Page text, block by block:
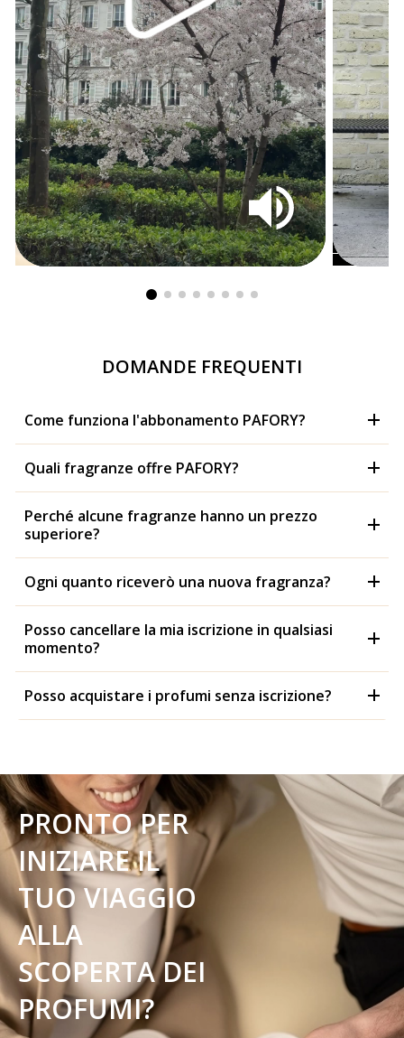
DOMANDE FREQUENTI
Come funziona l'abbonamento PAFORY?
Quali fragranze offre PAFORY?
Perché alcune fragranze hanno un prezzo
superiore?
Ogni quanto riceverò una nuova fragranza?
Posso cancellare la mia iscrizione in qualsiasi
momento?
Posso acquistare i profumi senza iscrizione?
PRONTO PER
INIZIARE IL
TUO VIAGGIO
ALLA
SCOPERTA DEI
PROFUMI?